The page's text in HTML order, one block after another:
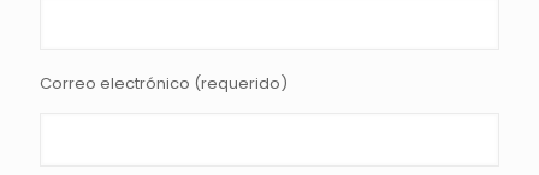
Correo electrónico (requerido)